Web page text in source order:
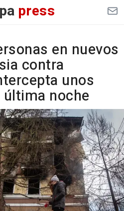
press
en nuevos
contra
unos
noche